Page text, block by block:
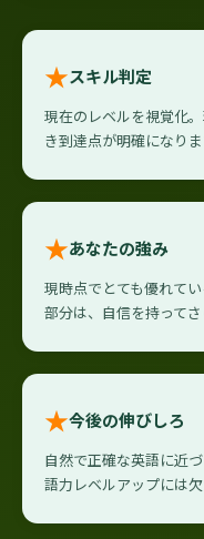
★スキル判定
現在のレベルを視覚化
き到達点が明確になりま
★あなたの強み
現時点でとても優れて
部分は、自信を持って
★今後の伸びしろ
自然で正確な英語に近
語力レベルアップには欠